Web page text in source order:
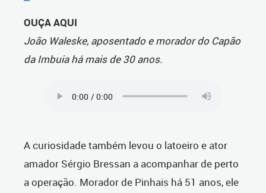
OUÇA AQUI
João Waleske, aposentado e morador do Capão
da Imbuia há mais de 30 anos.
A curiosidade também levou o latoeiro e ator
amador Sérgio Bressan a acompanhar de perto
a operação. Morador de Pinhais há 51 anos, ele